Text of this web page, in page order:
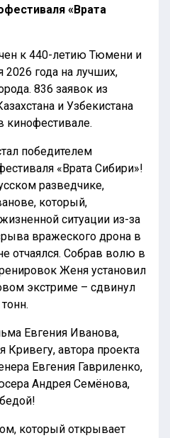
«Врата
к 440-летию Тюмени и
2026 года на лучших,
836 заявок из
и Узбекистана
кинофестивале.
победителем
«Врата Сибири»!
разведчике,
который,
ситуации из-за
вражеского дрона в
отчаялся. Собрав волю в
Женя установил
экстриме – сдвинул
Евгения Иванова,
Кривегу, автора проекта
Евгения Гавриленко,
Андрея Семёнова,
который открывает